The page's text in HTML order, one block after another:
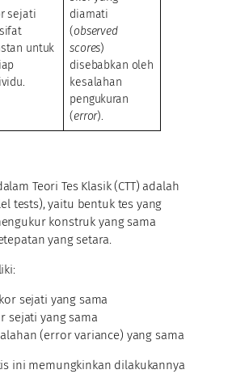
sejati
untuk
diamati
(observed
scores)
disebabkan oleh
kesalahan
pengukuran
(error).
Teori Tes Klasik (CTT) adalah
tests), yaitu bentuk tes yang
konstruk yang sama
yang setara.
sejati yang sama
sejati yang sama
(error variance) yang sama
ini memungkinkan dilakukannya